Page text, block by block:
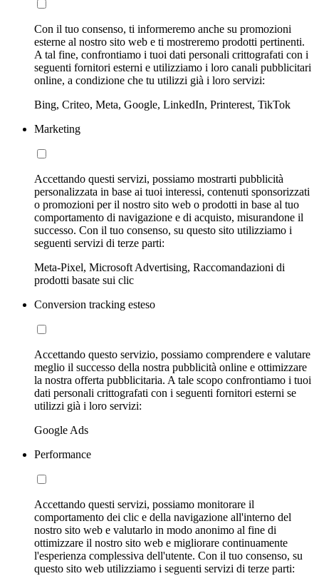
Con il tuo consenso, ti informeremo anche su promozioni
esterne al nostro sito web e ti mostreremo prodotti pertinenti.
A tal fine, confrontiamo i tuoi dati personali crittografati con i
seguenti fornitori esterni e utilizziamo i loro canali pubblicitari
online, a condizione che tu utilizzi già i loro servizi:
Bing, Criteo, Meta, Google, LinkedIn, Printerest, TikTok
Marketing
Accettando questi servizi, possiamo mostrarti pubblicità
personalizzata in base ai tuoi interessi, contenuti sponsorizzati
o promozioni per il nostro sito web o prodotti in base al tuo
comportamento di navigazione e di acquisto, misurandone il
successo. Con il tuo consenso, su questo sito utilizziamo i
seguenti servizi di terze parti:
Meta-Pixel, Microsoft Advertising, Raccomandazioni di
prodotti basate sui clic
Conversion tracking esteso
Accettando questo servizio, possiamo comprendere e valutare
meglio il successo della nostra pubblicità online e ottimizzare
la nostra offerta pubblicitaria. A tale scopo confrontiamo i tuoi
dati personali crittografati con i seguenti fornitori esterni se
utilizzi già i loro servizi:
Google Ads
Performance
Accettando questi servizi, possiamo monitorare il
comportamento dei clic e della navigazione all'interno del
nostro sito web e valutarlo in modo anonimo al fine di
ottimizzare il nostro sito web e migliorare continuamente
l'esperienza complessiva dell'utente. Con il tuo consenso, su
questo sito web utilizziamo i seguenti servizi di terze parti: